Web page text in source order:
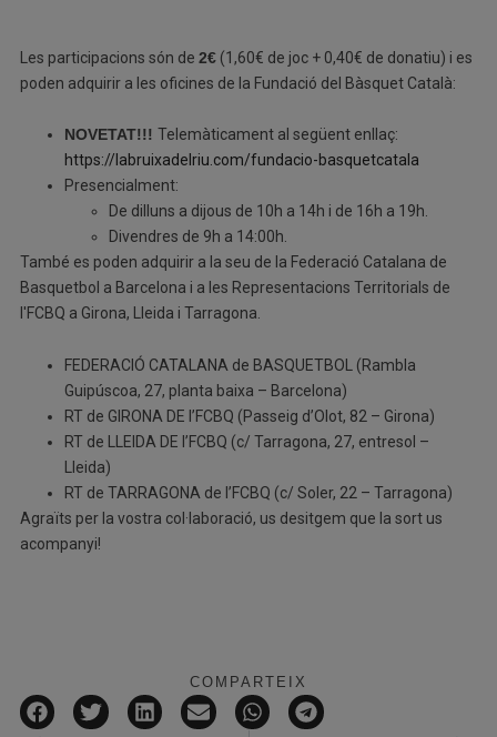
Les participacions són de 2€(1,60€ de joc + 0,40€ de donatiu) i es
poden adquirir a les oficines de la Fundació del Bàsquet Català:
NOVETAT!!! Telemàticament al següent enllaç:
https://labruixadelriu.com/fundacio-basquetcatala
Presencialment:
De dilluns a dijous de 10h a 14h i de 16h a 19h.
Divendres de 9h a 14:00h.
També es poden adquirir a la seu de la Federació Catalana de
Basquetbol a Barcelona i a les Representacions Territorials de
l'FCBQ a Girona, Lleida i Tarragona.
FEDERACIÓ CATALANA de BASQUETBOL (Rambla
Guipúscoa, 27, planta baixa – Barcelona)
RT de GIRONA DE l’FCBQ (Passeig d’Olot, 82 – Girona)
RT de LLEIDA DE l’FCBQ (c/ Tarragona, 27, entresol –
Lleida)
RT de TARRAGONA de l’FCBQ (c/ Soler, 22 – Tarragona)
Agraïts per la vostra col·laboració, us desitgem que la sort us
acompanyi!
COMPARTEIX